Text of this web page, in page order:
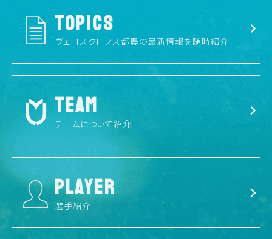
TOPICS
ヴェロスクロノス都農の最新情報を随時紹介
TEAM
チームについて紹介
PLAYER
選手紹介